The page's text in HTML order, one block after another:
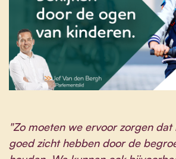
"Zo moeten we ervoor zorgen dat
goed zicht hebben door de